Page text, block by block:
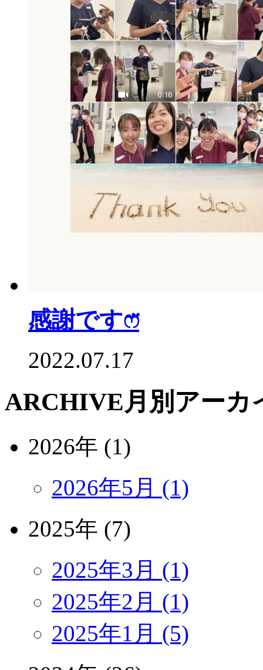
感謝ですෆ̈
2022.07.17
ARCHIVE月別アーカ
2026年 (1)
2026年5月 (1)
2025年 (7)
2025年3月 (1)
2025年2月 (1)
2025年1月 (5)